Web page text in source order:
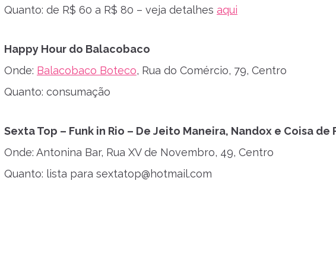
Quanto: de R$ 60 a R$ 80 – veja detalhes aqui
Happy Hour do Balacobaco
Onde: Balacobaco Boteco, Rua do Comércio, 79, Centro
Quanto: consumação
Sexta Top – Funk in Rio – De Jeito Maneira, Nandox e Coisa de
Onde: Antonina Bar, Rua XV de Novembro, 49, Centro
Quanto: lista para sextatop@hotmail.com